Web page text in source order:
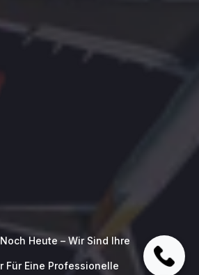
Heute – Wir Sind Ihre
Für Eine Professionelle